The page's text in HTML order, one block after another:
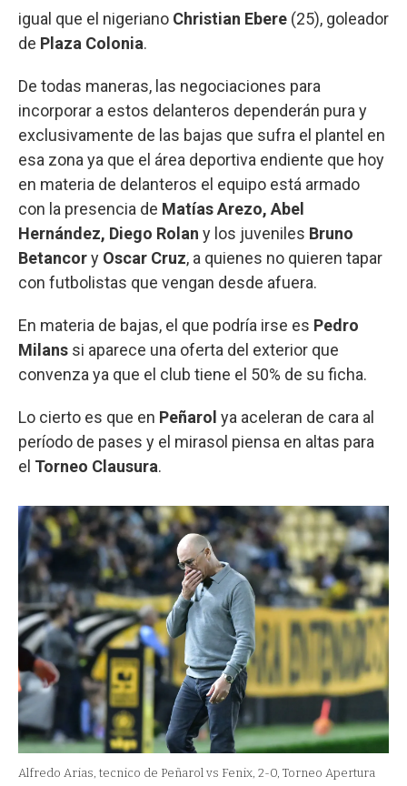
igual que el nigeriano Christian Ebere (25), goleador
de Plaza Colonia.
De todas maneras, las negociaciones para
incorporar a estos delanteros dependerán pura y
exclusivamente de las bajas que sufra el plantel en
esa zona ya que el área deportiva endiente que hoy
en materia de delanteros el equipo está armado
con la presencia de Matías Arezo, Abel
Hernández, Diego Rolan y los juveniles Bruno
Betancory Oscar Cruz, a quienes no quieren tapar
con futbolistas que vengan desde afuera.
En materia de bajas, el que podría irse es Pedro
Milans si aparece una oferta del exterior que
convenza ya que el club tiene el 50% de su ficha.
Lo cierto es que en Peñarol ya aceleran de cara al
período de pases y el mirasol piensa en altas para
el Torneo Clausura.
Alfredo Arias, tecnico de Peñarol vs Fenix, 2-0, Torneo Apertura